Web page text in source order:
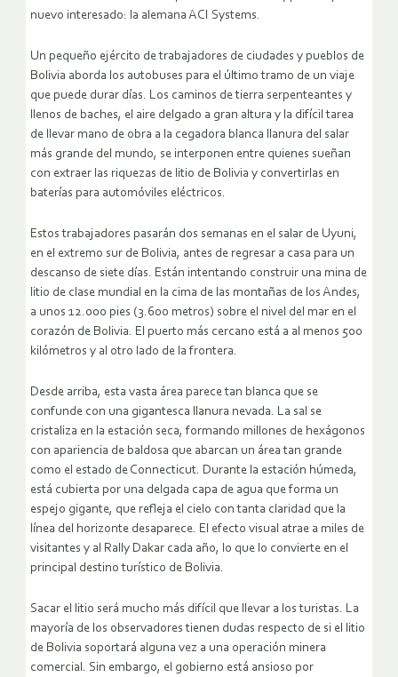
nuevo interesado: la alemana ACI Systems.
Un pequeño ejército de trabajadores de ciudades y pueblos de
Bolivia aborda los autobuses para el último tramo de un viaje
que puede durar días. Los caminos de tierra serpenteantes y
llenos de baches, el aire delgado a gran altura y la difícil tarea
de llevar mano de obra a la cegadora blanca llanura del salar
más grande del mundo, se interponen entre quienes sueñan
con extraer las riquezas de litio de Bolivia y convertirlas en
baterías para automóviles eléctricos.
Estos trabajadores pasarán dos semanas en el salar de Uyuni,
en el extremo sur de Bolivia, antes de regresar a casa para un
descanso de siete días. Están intentando construir una mina de
litio de clase mundial en la cima de las montañas de los Andes,
a unos 12.000 pies (3.600 metros) sobre el nivel del mar en el
corazón de Bolivia. El puerto más cercano está a al menos 500
kilómetros y al otro lado de la frontera.
Desde arriba, esta vasta área parece tan blanca que se
confunde con una gigantesca llanura nevada. La sal se
cristaliza en la estación seca, formando millones de hexágonos
con apariencia de baldosa que abarcan un área tan grande
como el estado de Connecticut. Durante la estación húmeda,
está cubierta por una delgada capa de agua que forma un
espejo gigante, que refleja el cielo con tanta claridad que la
línea del horizonte desaparece. El efecto visual atrae a miles de
visitantes y al Rally Dakar cada año, lo que lo convierte en el
principal destino turístico de Bolivia.
Sacar el litio será mucho más difícil que llevar a los turistas. La
mayoría de los observadores tienen dudas respecto de si el litio
de Bolivia soportará alguna vez a una operación minera
comercial. Sin embargo, el gobierno está ansioso por